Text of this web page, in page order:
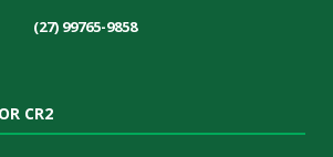
(27) 99765-9858
CR2